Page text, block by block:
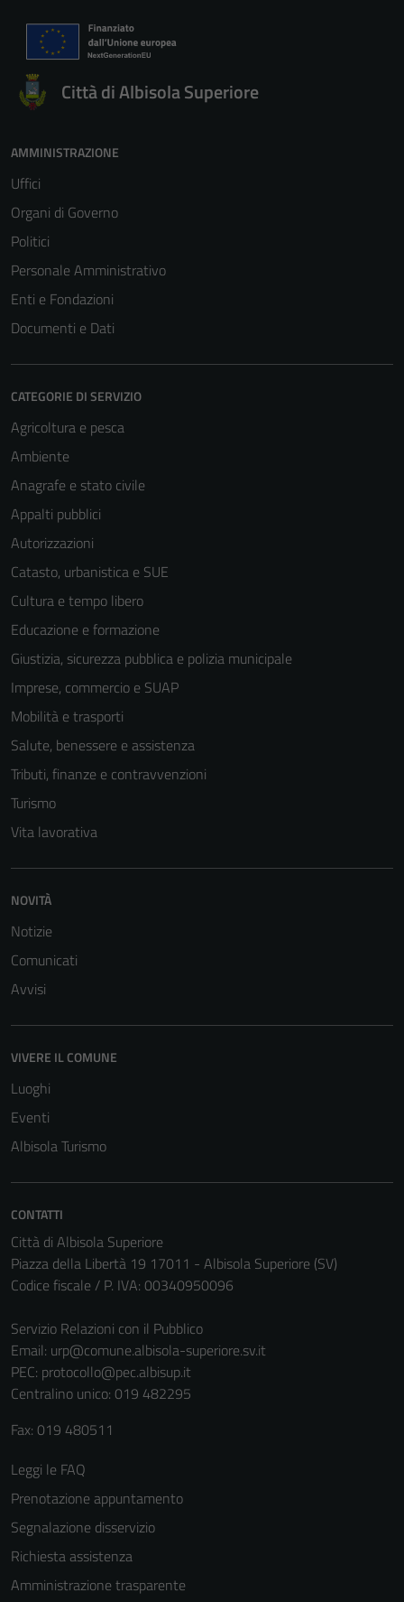
Città di Albisola Superiore
AMMINISTRAZIONE
Uffici
Organi di Governo
Politici
Personale Amministrativo
Enti e Fondazioni
Documenti e Dati
CATEGORIE DI SERVIZIO
Agricoltura e pesca
Ambiente
Anagrafe e stato civile
Appalti pubblici
Autorizzazioni
Catasto, urbanistica e SUE
Cultura e tempo libero
Educazione e formazione
Giustizia, sicurezza pubblica e polizia municipale
Imprese, commercio e SUAP
Mobilità e trasporti
Salute, benessere e assistenza
Tributi, finanze e contravvenzioni
Turismo
Vita lavorativa
NOVITÀ
Notizie
Comunicati
Avvisi
VIVERE IL COMUNE
Luoghi
Eventi
Albisola Turismo
CONTATTI
Città di Albisola Superiore
Piazza della Libertà 19 17011 - Albisola Superiore (SV)
Codice fiscale / P. IVA: 00340950096
Servizio Relazioni con il Pubblico
Email: urp@comune.albisola-superiore.sv.it
PEC: protocollo@pec.albisup.it
Centralino unico: 019 482295
Fax: 019 480511
Leggi le FAQ
Prenotazione appuntamento
Segnalazione disservizio
Richiesta assistenza
Amministrazione trasparente
informazioni